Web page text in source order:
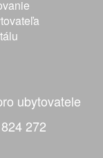
ubytovatele
272